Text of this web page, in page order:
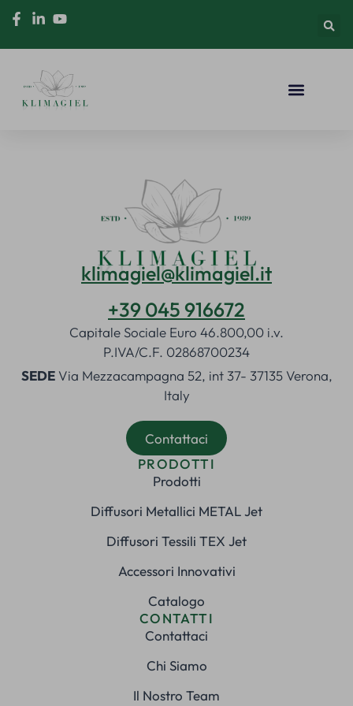
klimagiel@klimagiel.it
+39 045 916672
Capitale Sociale Euro 46.800,00 i.v.
P.IVA/C.F. 02868700234
SEDEVia Mezzacampagna 52, int 37- 37135 Verona,
Italy
Contattaci
PRODOTTI
Prodotti
Diffusori Metallici METAL Jet
Diffusori Tessili TEX Jet
Accessori Innovativi
Catalogo
CONTATTI
Contattaci
Chi Siamo
Il Nostro Team